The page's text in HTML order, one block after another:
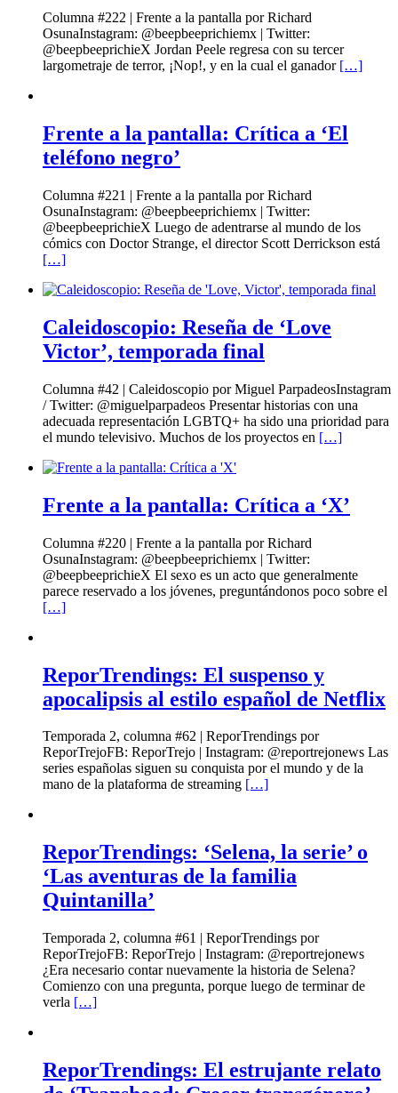
Columna #222 | Frente a la pantalla por Richard
OsunaInstagram: @beepbeeprichiemx | Twitter:
@beepbeeprichieX Jordan Peele regresa con su tercer
largometraje de terror, ¡Nop!, y en la cual el ganador […]
Frente a la pantalla: Crítica a ‘El
teléfono negro’
Columna #221 | Frente a la pantalla por Richard
OsunaInstagram: @beepbeeprichiemx | Twitter:
@beepbeeprichieX Luego de adentrarse al mundo de los
cómics con Doctor Strange, el director Scott Derrickson está
[…]
Caleidoscopio: Reseña de ‘Love
Victor’, temporada final
Columna #42 | Caleidoscopio por Miguel ParpadeosInstagram
/ Twitter: @miguelparpadeos Presentar historias con una
adecuada representación LGBTQ+ ha sido una prioridad para
el mundo televisivo. Muchos de los proyectos en […]
Frente a la pantalla: Crítica a ‘X’
Columna #220 | Frente a la pantalla por Richard
OsunaInstagram: @beepbeeprichiemx | Twitter:
@beepbeeprichieX El sexo es un acto que generalmente
parece reservado a los jóvenes, preguntándonos poco sobre el
[…]
ReporTrendings: El suspenso y
apocalipsis al estilo español de Netflix
Temporada 2, columna #62 | ReporTrendings por
ReporTrejoFB: ReporTrejo | Instagram: @reportrejonews Las
series españolas siguen su conquista por el mundo y de la
mano de la plataforma de streaming […]
ReporTrendings: ‘Selena, la serie’ o
‘Las aventuras de la familia
Quintanilla’
Temporada 2, columna #61 | ReporTrendings por
ReporTrejoFB: ReporTrejo | Instagram: @reportrejonews
¿Era necesario contar nuevamente la historia de Selena?
Comienzo con una pregunta, porque luego de terminar de
verla […]
ReporTrendings: El estrujante relato